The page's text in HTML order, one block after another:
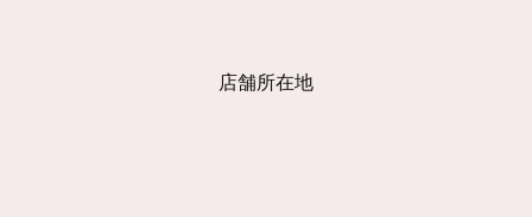
店舗所在地